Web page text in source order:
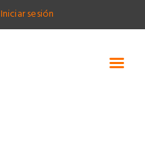
Iniciar sesión